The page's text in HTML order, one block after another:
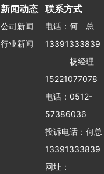
新闻动态
公司新闻
行业新闻
联系方式
电话：何 总
13391333839
杨经理
15221077078
电话：0512-
57386036
投诉电话：何总
13391333839
网址：